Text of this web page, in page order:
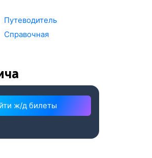
Путеводитель
Справочная
ж/д билеты